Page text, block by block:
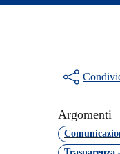
Argomenti